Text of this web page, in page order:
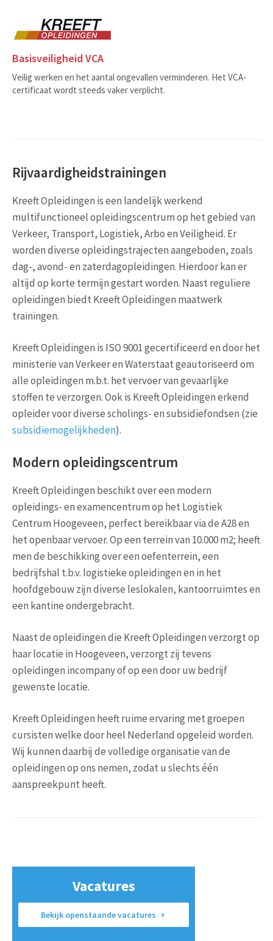
Basisveiligheid VCA
Veilig werken en het aantal ongevallen verminderen. Het VCA-
certificaat wordt steeds vaker verplicht.
Rijvaardigheidstrainingen
Kreeft Opleidingen is een landelijk werkend
multifunctioneel opleidingscentrum op het gebied van
Verkeer, Transport, Logistiek, Arbo en Veiligheid. Er
worden diverse opleidingstrajecten aangeboden, zoals
dag-, avond- en zaterdagopleidingen. Hierdoor kan er
altijd op korte termijn gestart worden. Naast reguliere
opleidingen biedt Kreeft Opleidingen maatwerk
trainingen.
Kreeft Opleidingen is ISO 9001 gecertificeerd en door het
ministerie van Verkeer en Waterstaat geautoriseerd om
alle opleidingen m.b.t. het vervoer van gevaarlijke
stoffen te verzorgen. Ook is Kreeft Opleidingen erkend
opleider voor diverse scholings- en subsidiefondsen (zie
subsidiemogelijkheden).
Modern opleidingscentrum
Kreeft Opleidingen beschikt over een modern
opleidings- en examencentrum op het Logistiek
Centrum Hoogeveen, perfect bereikbaar via de A28 en
het openbaar vervoer. Op een terrein van 10.000 m2; heeft
men de beschikking over een oefenterrein, een
bedrijfshal t.b.v. logistieke opleidingen en in het
hoofdgebouw zijn diverse leslokalen, kantoorruimtes en
een kantine ondergebracht.
Naast de opleidingen die Kreeft Opleidingen verzorgt op
haar locatie in Hoogeveen, verzorgt zij tevens
opleidingen incompany of op een door uw bedrijf
gewenste locatie.
Kreeft Opleidingen heeft ruime ervaring met groepen
cursisten welke door heel Nederland opgeleid worden.
Wij kunnen daarbij de volledige organisatie van de
opleidingen op ons nemen, zodat u slechts één
aanspreekpunt heeft.
Vacatures
Bekijk openstaande vacatures